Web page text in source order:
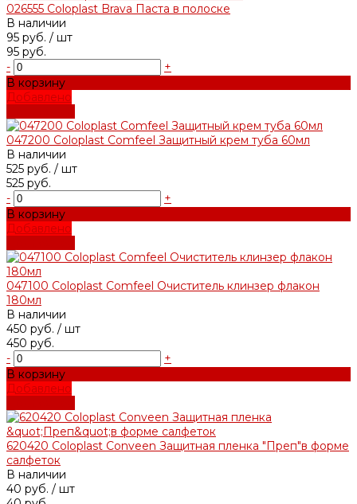
026555 Coloplast Brava Паста в полоске
В наличии
95 руб. / шт
95 руб.
-
+
В корзину
Добавлено
047200 Coloplast Comfeel Защитный крем туба 60мл
В наличии
525 руб. / шт
525 руб.
-
+
В корзину
Добавлено
047100 Coloplast Comfeel Очиститель клинзер флакон
180мл
В наличии
450 руб. / шт
450 руб.
-
+
В корзину
Добавлено
620420 Coloplast Conveen Защитная пленка "Преп"в форме
салфеток
В наличии
40 руб. / шт